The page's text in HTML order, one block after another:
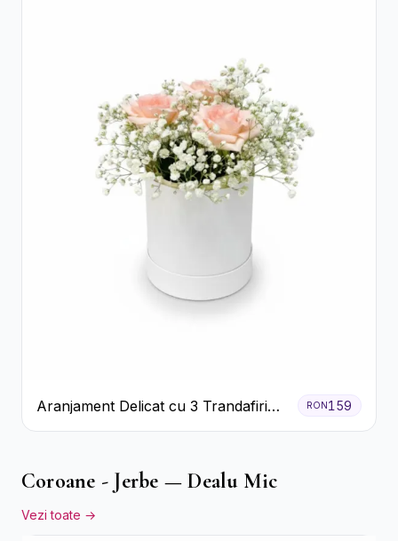
Aranjament Delicat cu 3 Trandafiri
Roz în Cutie Albă
RON159
Coroane - Jerbe — Dealu Mic
Vezi toate →